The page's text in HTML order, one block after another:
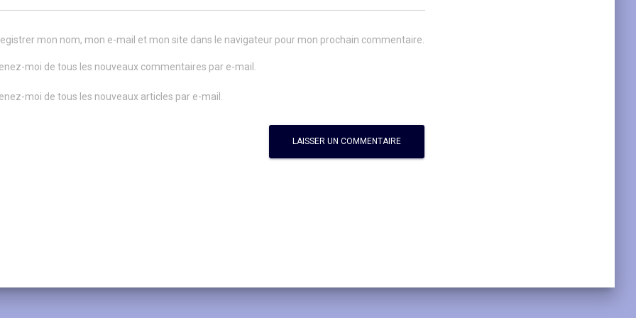
mon nom, mon e-mail et mon site dans le navigateur pour mon prochain commentaire.
moi de tous les nouveaux commentaires par e-mail.
moi de tous les nouveaux articles par e-mail.